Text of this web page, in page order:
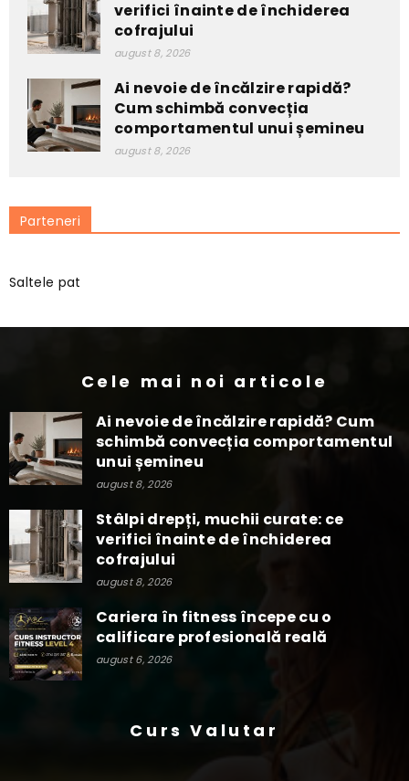
verifici înainte de închiderea
cofrajului
august 8, 2026
Ai nevoie de încălzire rapidă?
Cum schimbă convecția
comportamentul unui șemineu
august 8, 2026
Parteneri
Saltele pat
Cele mai noi articole
Ai nevoie de încălzire rapidă? Cum
schimbă convecția comportamentul
unui șemineu
august 8, 2026
Stâlpi drepți, muchii curate: ce
verifici înainte de închiderea
cofrajului
august 8, 2026
Cariera în fitness începe cu o
calificare profesională reală
august 6, 2026
Curs Valutar